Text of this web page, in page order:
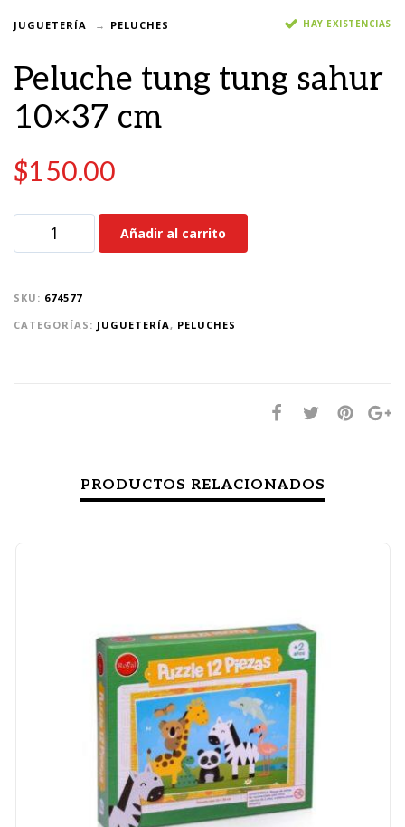
JUGUETERÍA PELUCHES HAY EXISTENCIAS
Peluche tung tung sahur
10×37 cm
$150.00
Añadir al carrito
SKU: 674577
CATEGORÍAS: JUGUETERÍA, PELUCHES
PRODUCTOS RELACIONADOS